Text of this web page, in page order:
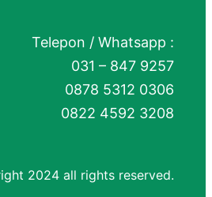
Telepon / Whatsapp :
031 – 847 9257
0878 5312 0306
0822 4592 3208
2024 all rights reserved.